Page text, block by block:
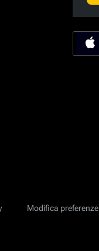
Modifica